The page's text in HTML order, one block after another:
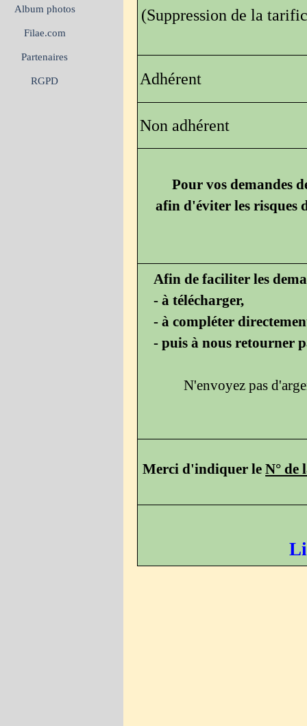
Album photos
Filae.com
Partenaires
RGPD
(Suppression de la
Adhérent
Non adhérent
Pour vos demandes
afin d'éviter les risques
Afin de faciliter les
- à télécharger,
- à compléter
- puis à nous retourner
N'envoyez pas
Merci d'indiquer leN° de